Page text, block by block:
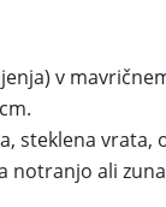
v
steklena
notranjo ali